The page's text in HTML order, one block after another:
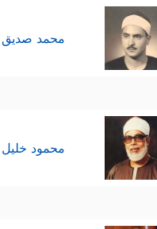
محمد صديق
محمود